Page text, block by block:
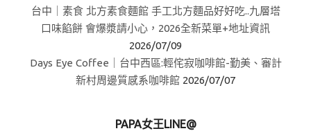
台中｜素食 北方素食麵館 手工北方麵品好好吃..九層塔
口味餡餅 會爆漿請小心，2026全新菜單+地址資訊
2026/07/09
Days Eye Coffee｜台中西區:輕侘寂咖啡館-勤美、審計
新村周邊質感系咖啡館 2026/07/07
PAPA女王LINE@